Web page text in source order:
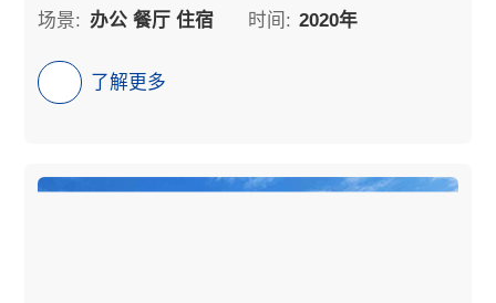
场景: 办公 餐厅 住宿 时间: 2020年
了解更多